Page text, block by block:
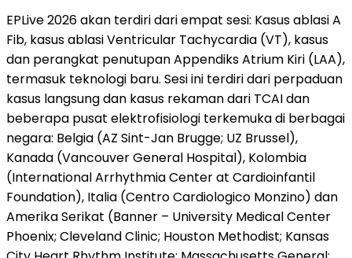
EPLive 2026 akan terdiri dari empat sesi: Kasus ablasi A
Fib, kasus ablasi Ventricular Tachycardia (VT), kasus
dan perangkat penutupan Appendiks Atrium Kiri (LAA),
termasuk teknologi baru. Sesi ini terdiri dari perpaduan
kasus langsung dan kasus rekaman dari TCAI dan
beberapa pusat elektrofisiologi terkemuka di berbagai
negara: Belgia (AZ Sint-Jan Brugge; UZ Brussel),
Kanada (Vancouver General Hospital), Kolombia
(International Arrhythmia Center at Cardioinfantil
Foundation), Italia (Centro Cardiologico Monzino) dan
Amerika Serikat (Banner – University Medical Center
Phoenix; Cleveland Clinic; Houston Methodist; Kansas